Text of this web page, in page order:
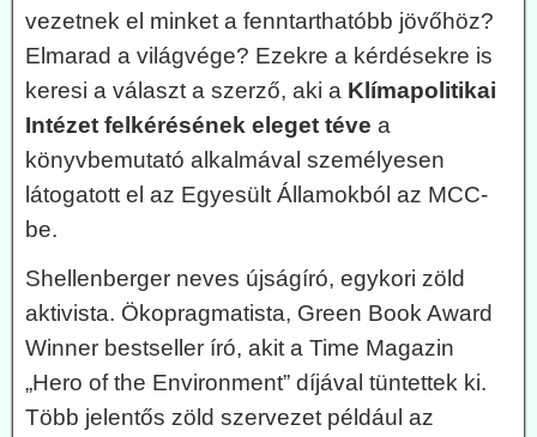
vezetnek el minket a fenntarthatóbb jövőhöz?
Elmarad a világvége? Ezekre a kérdésekre is
keresi a választ a szerző, aki a Klímapolitikai
Intézet felkérésének eleget téve a
könyvbemutató alkalmával személyesen
látogatott el az Egyesült Államokból az MCC-
be.
Shellenberger neves újságíró, egykori zöld
aktivista. Ökopragmatista, Green Book Award
Winner bestseller író, akit a Time Magazin
„Hero of the Environment” díjával tüntettek ki.
Több jelentős zöld szervezet például az